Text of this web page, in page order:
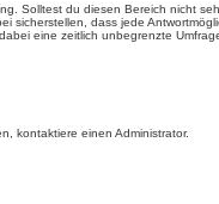
Solltest du diesen Bereich nicht
sicherstellen, dass jede
eine zeitlich unbegrenzte
kontaktiere einen Administrator.